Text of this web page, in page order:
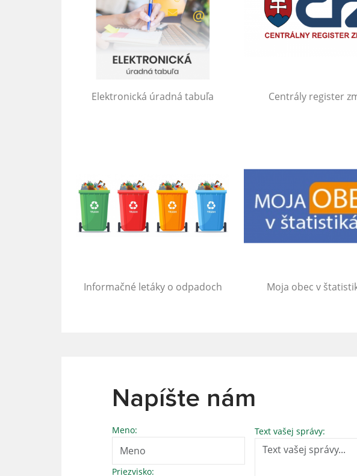
Elektronická úradná tabuľa Centrály register
Informačné letáky o odpadoch Moja obec v
Napíšte nám
Meno:
Priezvisko:
Text vašej správy: